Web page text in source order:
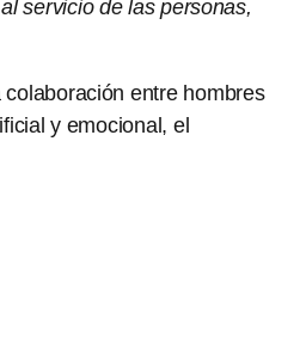
servicio de las personas,
entre hombres
y emocional, el